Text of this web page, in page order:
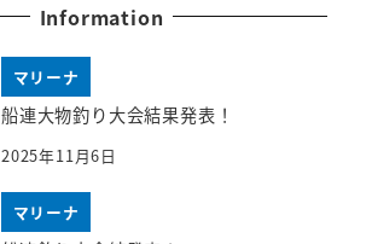
Information
マリーナ
船連大物釣り大会結果発表！
2025年11月6日
マリーナ